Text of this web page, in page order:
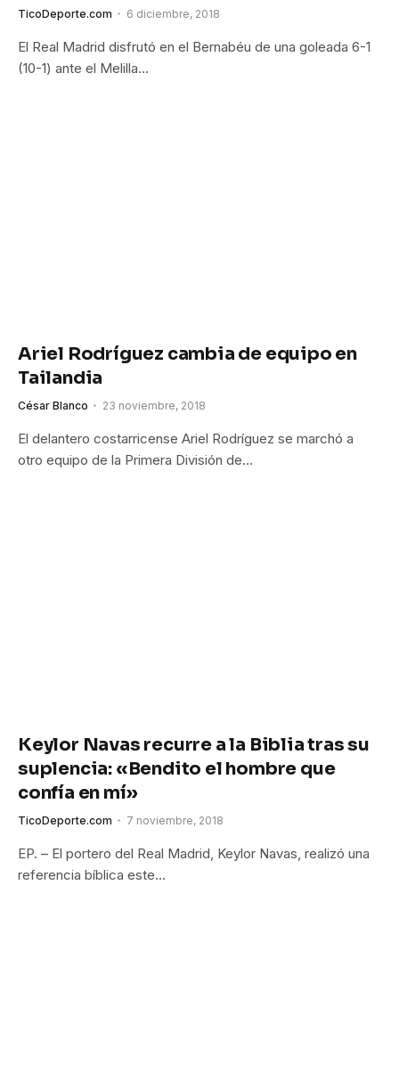
TicoDeporte.com 6 diciembre, 2018
El Real Madrid disfrutó en el Bernabéu de una goleada 6-1
(10-1) ante el Melilla…
Ariel Rodríguez cambia de equipo en
Tailandia
César Blanco 23 noviembre, 2018
El delantero costarricense Ariel Rodríguez se marchó a
otro equipo de la Primera División de…
Keylor Navas recurre a la Biblia tras su
suplencia: «Bendito el hombre que
confía en mí»
TicoDeporte.com 7 noviembre, 2018
EP. – El portero del Real Madrid, Keylor Navas, realizó una
referencia bíblica este…